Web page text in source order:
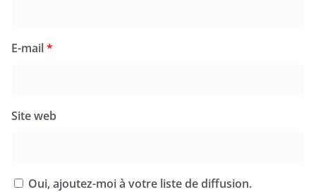
E-mail*
Site web
Oui, ajoutez-moi à votre liste de diffusion.